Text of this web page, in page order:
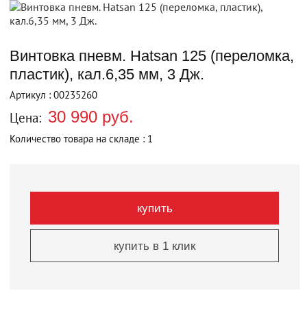
Винтовка пневм. Hatsan 125 (переломка,
пластик), кал.6,35 мм, 3 Дж.
Артикул : 00235260
Цена: 30 990 руб.
Количество товара на складе : 1
купить
купить в 1 клик